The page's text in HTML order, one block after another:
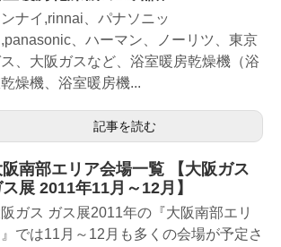
ンナイ,rinnai、パナソニッ
,panasonic、ハーマン、ノーリツ、東京
ス、大阪ガスなど、浴室暖房乾燥機（浴
燥機、浴室暖房機...
記事を読む
阪南部エリア会場一覧 【大阪ガス
ス展 2011年11月～12月】
ガス ガス展2011年の『大阪南部エリ
では11月～12月も多くの会場が予定さ